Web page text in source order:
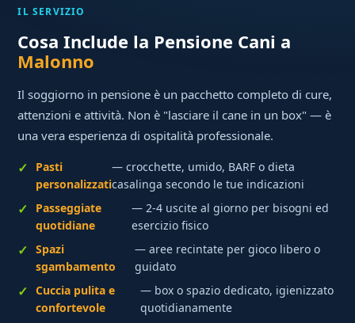
IL SERVIZIO
Cosa Include la Pensione Cani a
Malonno
Il soggiorno in pensione è un pacchetto completo di cure,
attenzioni e attività. Non è "lasciare il cane in un box" — è
una vera esperienza di ospitalità professionale.
Pasti
personalizzati
— crocchette, umido, BARF o dieta
casalinga secondo le tue indicazioni
Passeggiate
quotidiane
— 2-4 uscite al giorno per bisogni ed
esercizio fisico
Spazi
sgambamento
— aree recintate per gioco libero o
guidato
Cuccia pulita e
confortevole
— box o spazio dedicato, igienizzato
quotidianamente